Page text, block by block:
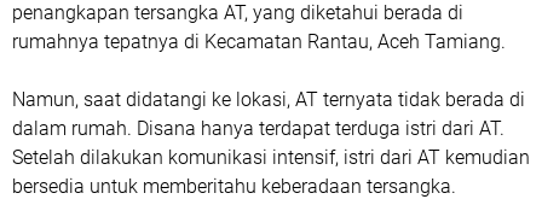
penangkapan tersangka AT, yang diketahui berada di
rumahnya tepatnya di Kecamatan Rantau, Aceh Tamiang.
Namun, saat didatangi ke lokasi, AT ternyata tidak berada di
dalam rumah. Disana hanya terdapat terduga istri dari AT.
Setelah dilakukan komunikasi intensif, istri dari AT kemudian
bersedia untuk memberitahu keberadaan tersangka.